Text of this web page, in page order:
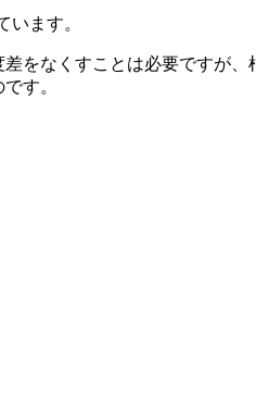
ます。
をなくすことは必要ですが
す。